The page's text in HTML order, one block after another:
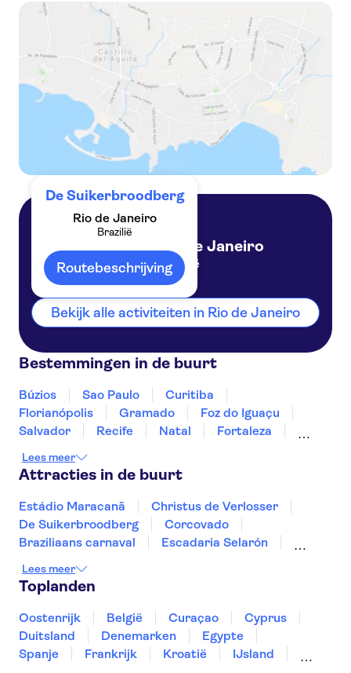
De Suikerbroodberg
Rio de Janeiro
Brazilië
Routebeschrijving
Rio de Janeiro
Brazilië
Bekijk alle activiteiten in Rio de Janeiro
Bestemmingen in de buurt
Búzios Sao Paulo
Curitiba
Florianópolis
Gramado
Foz do Iguaçu
Salvador
Recife Natal
Fortaleza
Lees meer
Attracties in de buurt
Estádio Maracanã
Christus de Verlosser
De Suikerbroodberg
Corcovado
Braziliaans carnaval
Escadaria Selarón
Lees meer
Toplanden
Oostenrijk België Curaçao
Cyprus
Duitsland
Denemarken
Egypte
Spanje
Frankrijk Kroatië
IJsland